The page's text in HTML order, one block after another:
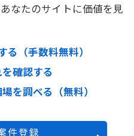
なたのサイトに価値を見
（手数料無料）
確認する
を調べる（無料）
件登録